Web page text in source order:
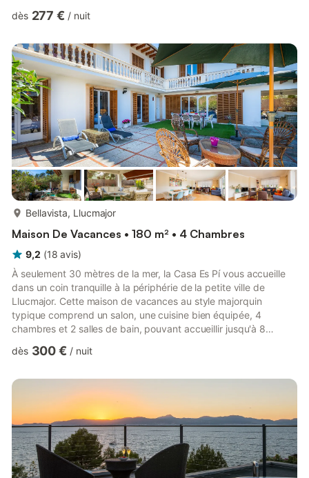
grande baie de Palma. En été, la piscine reste à moitié couverte
chauffée sur demande (au moins une semaine avant l'arrivée +
frais supplémentaires). Il en va de même pour ...
dès 277 € / nuit
Bellavista, Llucmajor
Maison De Vacances • 180 m² • 4 Chambres
9,2 (18 avis)
À seulement 30 mètres de la mer, la Casa Es Pí vous accueille
dans un coin tranquille à la périphérie de la petite ville de
Llucmajor. Cette maison de vacances au style majorquin
typique comprend un salon, une cuisine bien équipée, 4
chambres et 2 salles de bain, pouvant accueillir jusqu'à 8
Fi, une cheminée et une télévision. À l'extérieur, entourés de
marine, au mobilier de jardin et au barbecue. En 20 minutes en
voiture, vous atteindrez restaurants, bars, commerce...
dès 300 € / nuit